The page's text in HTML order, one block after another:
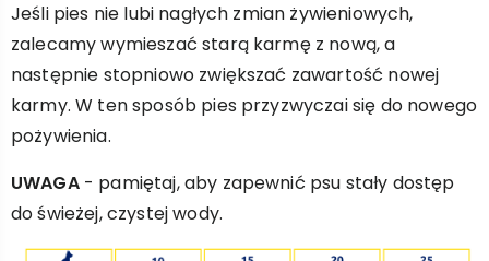
Jeśli pies nie lubi nagłych zmian żywieniowych,
zalecamy wymieszać starą karmę z nową, a
następnie stopniowo zwiększać zawartość nowej
karmy. W ten sposób pies przyzwyczai się do nowego
pożywienia.
UWAGA- pamiętaj, aby zapewnić psu stały dostęp
do świeżej, czystej wody.